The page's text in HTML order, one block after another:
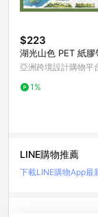
$223
湖光山色 PET 紙膠
亞洲跨境設計購物平
1%
LINE購物推薦
下載LINE購物App最